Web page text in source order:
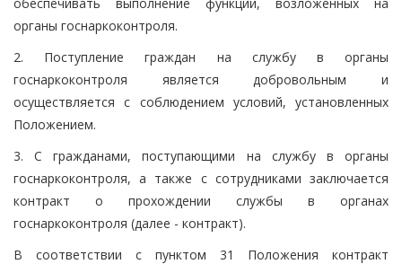
органы госнаркоконтроля.
2. Поступление граждан на службу в органы
госнаркоконтроля является добровольным и
осуществляется с соблюдением условий, установленных
Положением.
3. С гражданами, поступающими на службу в органы
госнаркоконтроля, а также с сотрудниками заключается
контракт о прохождении службы в органах
госнаркоконтроля (далее - контракт).
В соответствии с пунктом 31 Положения контракт